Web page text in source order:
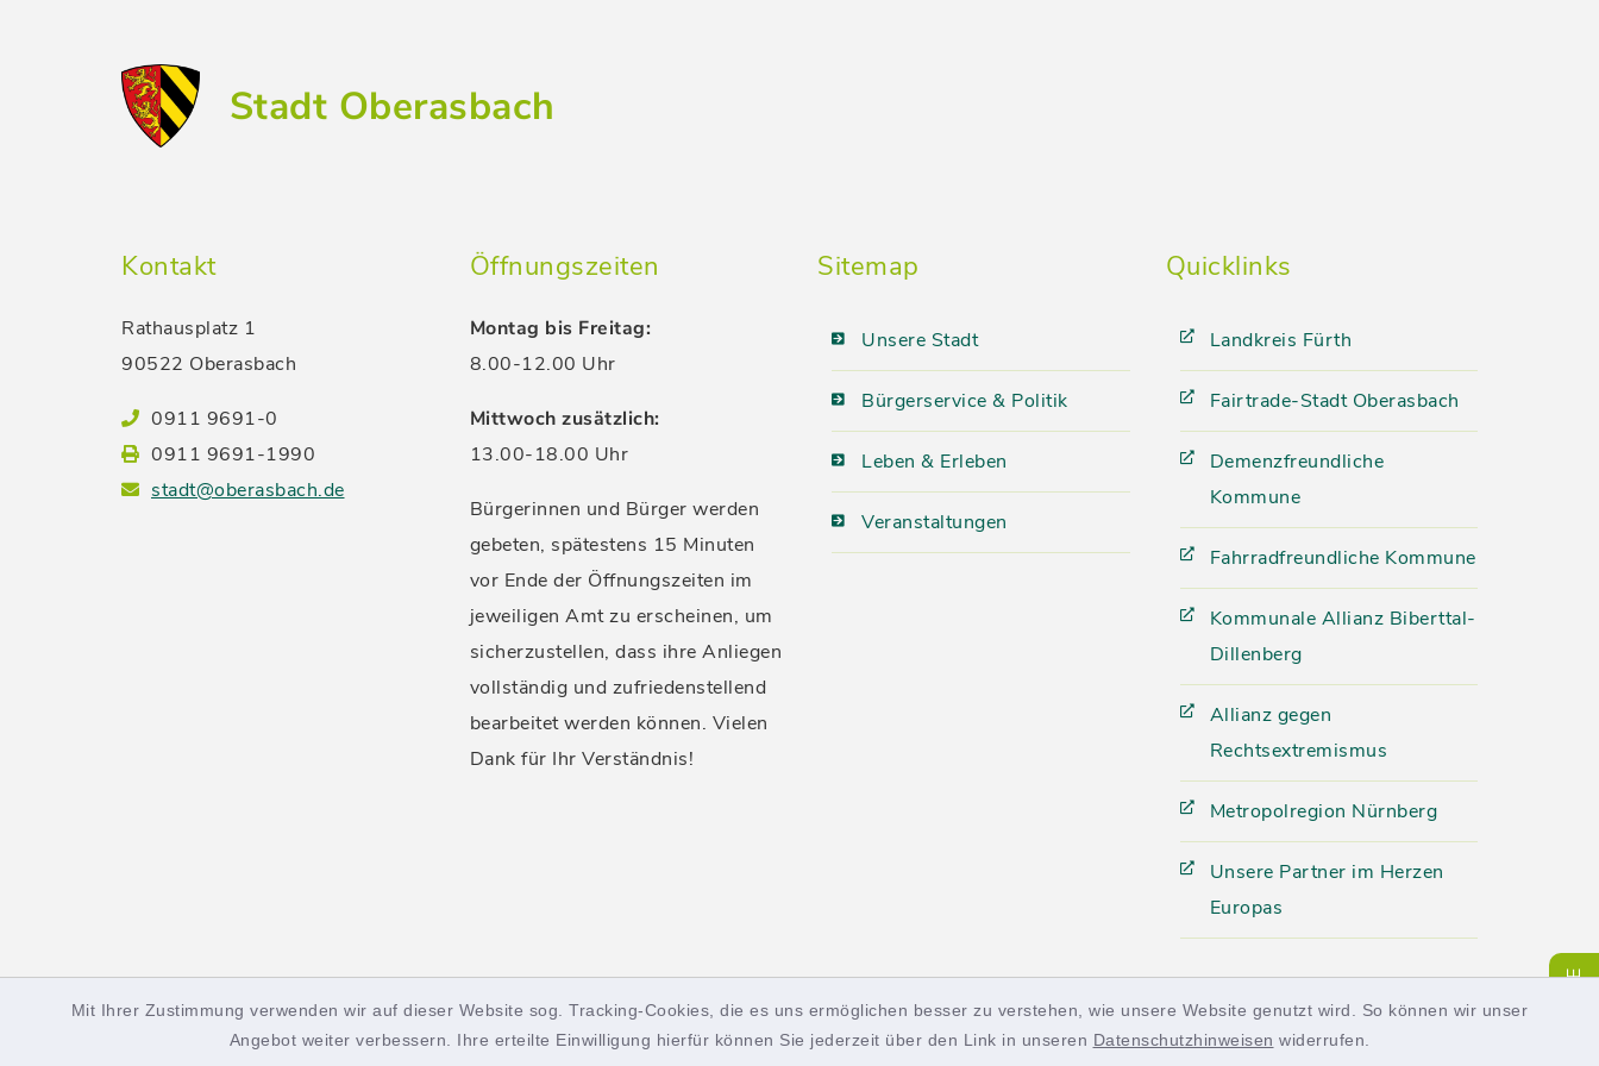
Mit Ihrer Zustimmung verwenden wir auf dieser Website sog. Tracking-Cookies, die es uns ermöglichen besser zu verstehen, wie unsere Website genutzt wird. So können wir unser
Angebot weiter verbessern. Ihre erteilte Einwilligung hierfür können Sie jederzeit über den Link in unseren Datenschutzhinweisen widerrufen.
Stadt Oberasbach
Kontakt
Rathausplatz 1
90522 Oberasbach
0911 9691-0
0911 9691-1990
stadt@oberasbach.de
Öffnungszeiten
Montag bis Freitag:
8.00-12.00 Uhr
Mittwoch zusätzlich:
13.00-18.00 Uhr
Bürgerinnen und Bürger werden
gebeten, spätestens 15 Minuten
vor Ende der Öffnungszeiten im
jeweiligen Amt zu erscheinen, um
sicherzustellen, dass ihre Anliegen
vollständig und zufriedenstellend
bearbeitet werden können. Vielen
Dank für Ihr Verständnis!
Sitemap
Unsere Stadt
Bürgerservice & Politik
Leben & Erleben
Veranstaltungen
Quicklinks
Landkreis Fürth
Fairtrade-Stadt Oberasbach
Demenzfreundliche
Kommune
Fahrradfreundliche Kommune
Kommunale Allianz Biberttal-
Dillenberg
Allianz gegen
Rechtsextremismus
Metropolregion Nürnberg
Unsere Partner im Herzen
Europas
facebookinstagram